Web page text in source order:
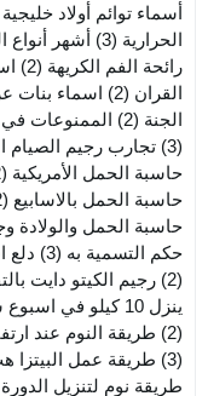
أسماء توائم أولاد خليجية
الحرارية (3) أشهر أنواع
رائحة الفم الكريهة (2)
القران (2) اسماء بنات
الجنة (2) الممنوعات في
(3)
تجارب رجيم الصيام
حاسبة الحمل الأمريكية (2)
حاسبة الحمل بالاسابيع (2)
حاسبة الحمل والولادة
حكم التسمية به (3)
(2)
رجيم الكيتو دايت
ينزل 10 كيلو في اسبوع سهل
(2)
طريقة النوم عند
(3)
طريقة عمل البيتزا
طريقة نوم لتنزيل الدورة